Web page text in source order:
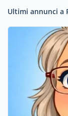
Ultimi annunci a